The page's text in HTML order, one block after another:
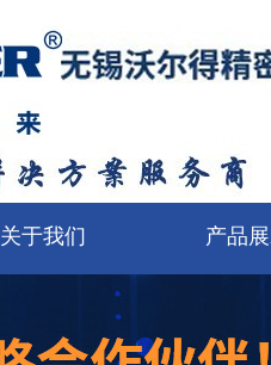
关于我们 产品